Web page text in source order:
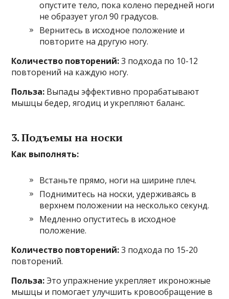
опустите тело, пока колено передней ноги
не образует угол 90 градусов.
Вернитесь в исходное положение и
повторите на другую ногу.
Количество повторений:3 подхода по 10-12
повторений на каждую ногу.
Польза: Выпады эффективно прорабатывают
мышцы бедер, ягодиц и укрепляют баланс.
3. Подъемы на носки
Как выполнять:
Встаньте прямо, ноги на ширине плеч.
Поднимитесь на носки, удерживаясь в
верхнем положении на несколько секунд.
Медленно опуститесь в исходное
положение.
Количество повторений:3 подхода по 15-20
повторений.
Польза:Это упражнение укрепляет икроножные
мышцы и помогает улучшить кровообращение в